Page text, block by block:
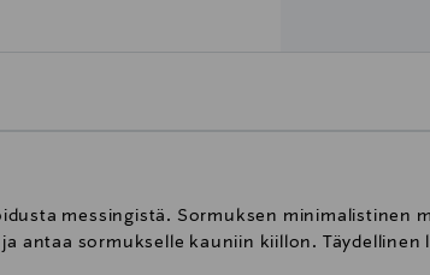
messingistä. Sormuksen minimalistinen
antaa sormukselle kauniin kiillon. Täydellinen